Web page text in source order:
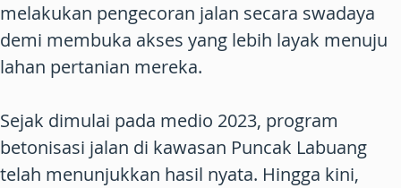
melakukan pengecoran jalan secara swadaya
demi membuka akses yang lebih layak menuju
lahan pertanian mereka.
Sejak dimulai pada medio 2023, program
betonisasi jalan di kawasan Puncak Labuang
telah menunjukkan hasil nyata. Hingga kini,